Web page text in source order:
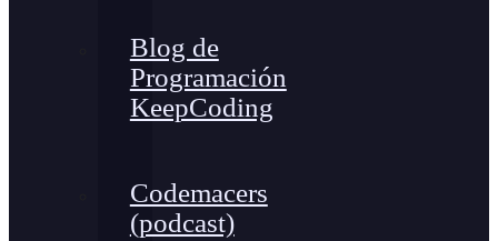
Blog de
Programación
KeepCoding
Codemacers
(podcast)